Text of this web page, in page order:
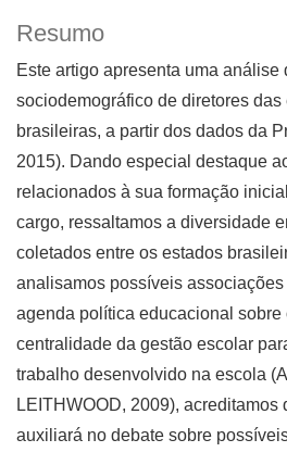
Resumo
Este artigo apresenta uma análise
sociodemográfico de diretores
brasileiras, a partir dos dados da
2015). Dando especial destaque
relacionados à sua formação
cargo, ressaltamos a diversidade
coletados entre os estados
analisamos possíveis
agenda política educacional sobre
centralidade da gestão escolar
trabalho desenvolvido na escola
LEITHWOOD, 2009), acreditamos
auxiliará no debate sobre